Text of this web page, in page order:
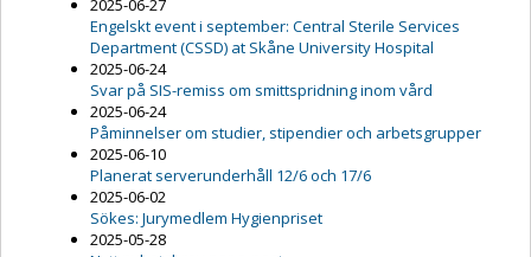
2025-06-27
Engelskt event i september: Central Sterile Services
Department (CSSD) at Skåne University Hospital
2025-06-24
Svar på SIS-remiss om smittspridning inom vård
2025-06-24
Påminnelser om studier, stipendier och arbetsgrupper
2025-06-10
Planerat serverunderhåll 12/6 och 17/6
2025-06-02
Sökes: Jurymedlem Hygienpriset
2025-05-28